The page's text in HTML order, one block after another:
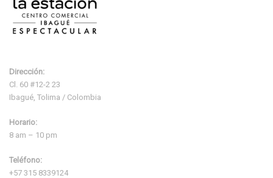
Dirección:
Cl. 60 #12-2 23
Ibagué, Tolima / Colombia
Horario:
8 am – 10 pm
Teléfono:
+57 315 8339124